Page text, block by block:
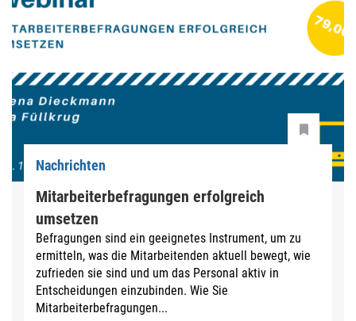
Nachrichten
Mitarbeiterbefragungen erfolgreich
umsetzen
Befragungen sind ein geeignetes Instrument, um zu
ermitteln, was die Mitarbeitenden aktuell bewegt, wie
zufrieden sie sind und um das Personal aktiv in
Entscheidungen einzubinden. Wie Sie
Mitarbeiterbefragungen...